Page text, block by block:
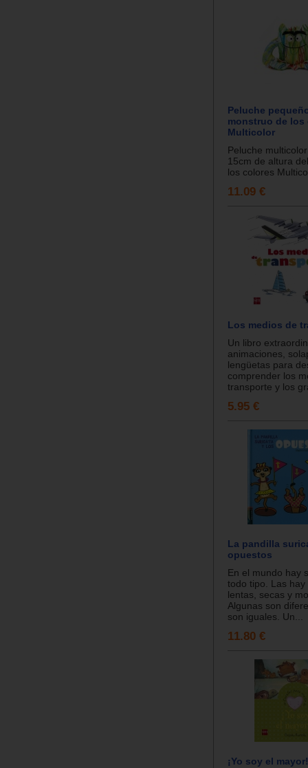
Peluche
monstruo de los
Multicolor
Peluche
15cm de altura
los colores
11.09 €
Los medios de
Un libro
animaciones,
lengüetas para
comprender los
transporte y los
5.95 €
La pandilla
opuestos
En el mundo hay
todo tipo. Las hay
lentas, secas y
Algunas son
son iguales. Un...
11.80 €
¡Yo soy el